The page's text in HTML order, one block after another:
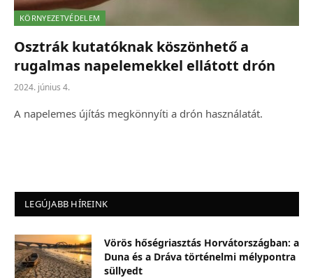
KÖRNYEZETVÉDELEM
Osztrák kutatóknak köszönhető a
rugalmas napelemekkel ellátott drón
2024. június 4.
A napelemes újítás megkönnyíti a drón használatát.
LEGÚJABB HÍREINK
Vörös hőségriasztás Horvátországban: a
Duna és a Dráva történelmi mélypontra
süllyedt